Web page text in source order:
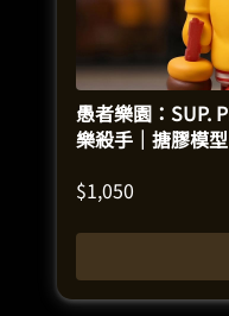
愚者樂園：SUP.
樂殺手｜搪膠模型
$1,050